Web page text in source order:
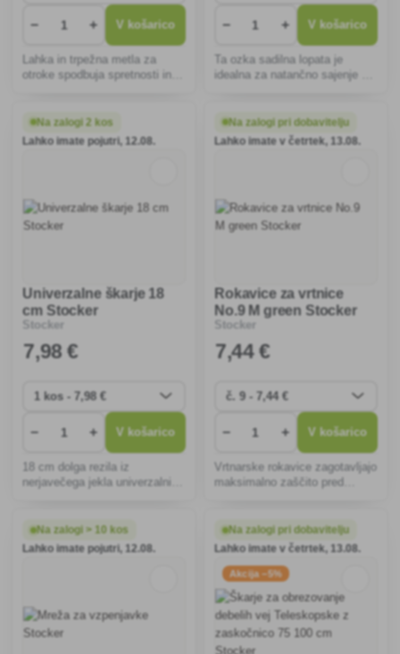
− + V košarico
Lahka in trpežna metla za
otroke spodbuja spretnosti in
smeti ter ima ergonomsko
obliko za udobno uporabo.
− + V košarico
Ta ozka sadilna lopata je
idealna za natančno sajenje v
oprijem, trpežno nerjavno jeklo
pa dolgo življenjsko dobo.
Na zalogi 2 kos
Lahko imate pojutri, 12.08.
Univerzalne škarje 18
cm Stocker
Stocker
7,98 €
− + V košarico
18 cm dolga rezila iz
nerjavečega jekla univerzalnih
udobje in odpornost proti
koroziji ter so idealna za
Na zalogi pri dobavitelju
Lahko imate v četrtek, 13.08.
Rokavice za vrtnice
No.9 M green Stocker
Stocker
7,44 €
− + V košarico
Vrtnarske rokavice zagotavljajo
maksimalno zaščito pred
prilagodljivost pri delu z
bodičastimi rastlinami, so
ergonomsko p
Na zalogi > 10 kos
Lahko imate pojutri, 12.08.
Na zalogi pri dobavitelju
Lahko imate v četrtek, 13.08.
Akcija −5%